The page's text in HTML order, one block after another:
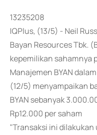
13235208
IQPlus, (13/5) - Neil
Bayan Resources Tbk.
kepemilikan sahamnya
Manajemen BYAN
(12/5) menyampaikan
BYAN sebanyak
Rp12.000 per saham
"Transaksi ini